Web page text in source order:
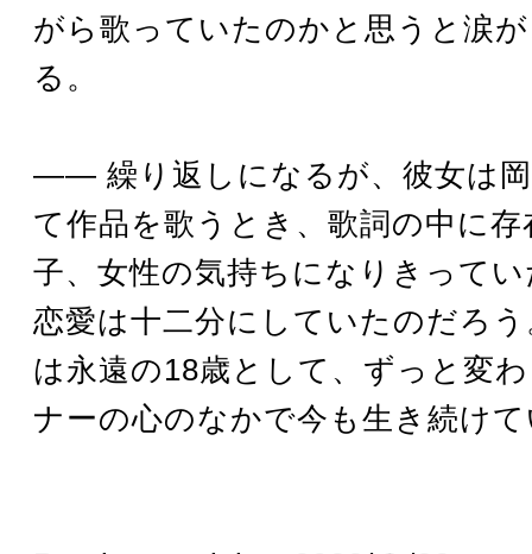
がら歌っていたのかと思うと涙
る。
―― 繰り返しになるが、彼女は
て作品を歌うとき、歌詞の中に
子、女性の気持ちになりきって
恋愛は十二分にしていたのだろ
は永遠の18歳として、ずっと変
ナーの心のなかで今も生き続け